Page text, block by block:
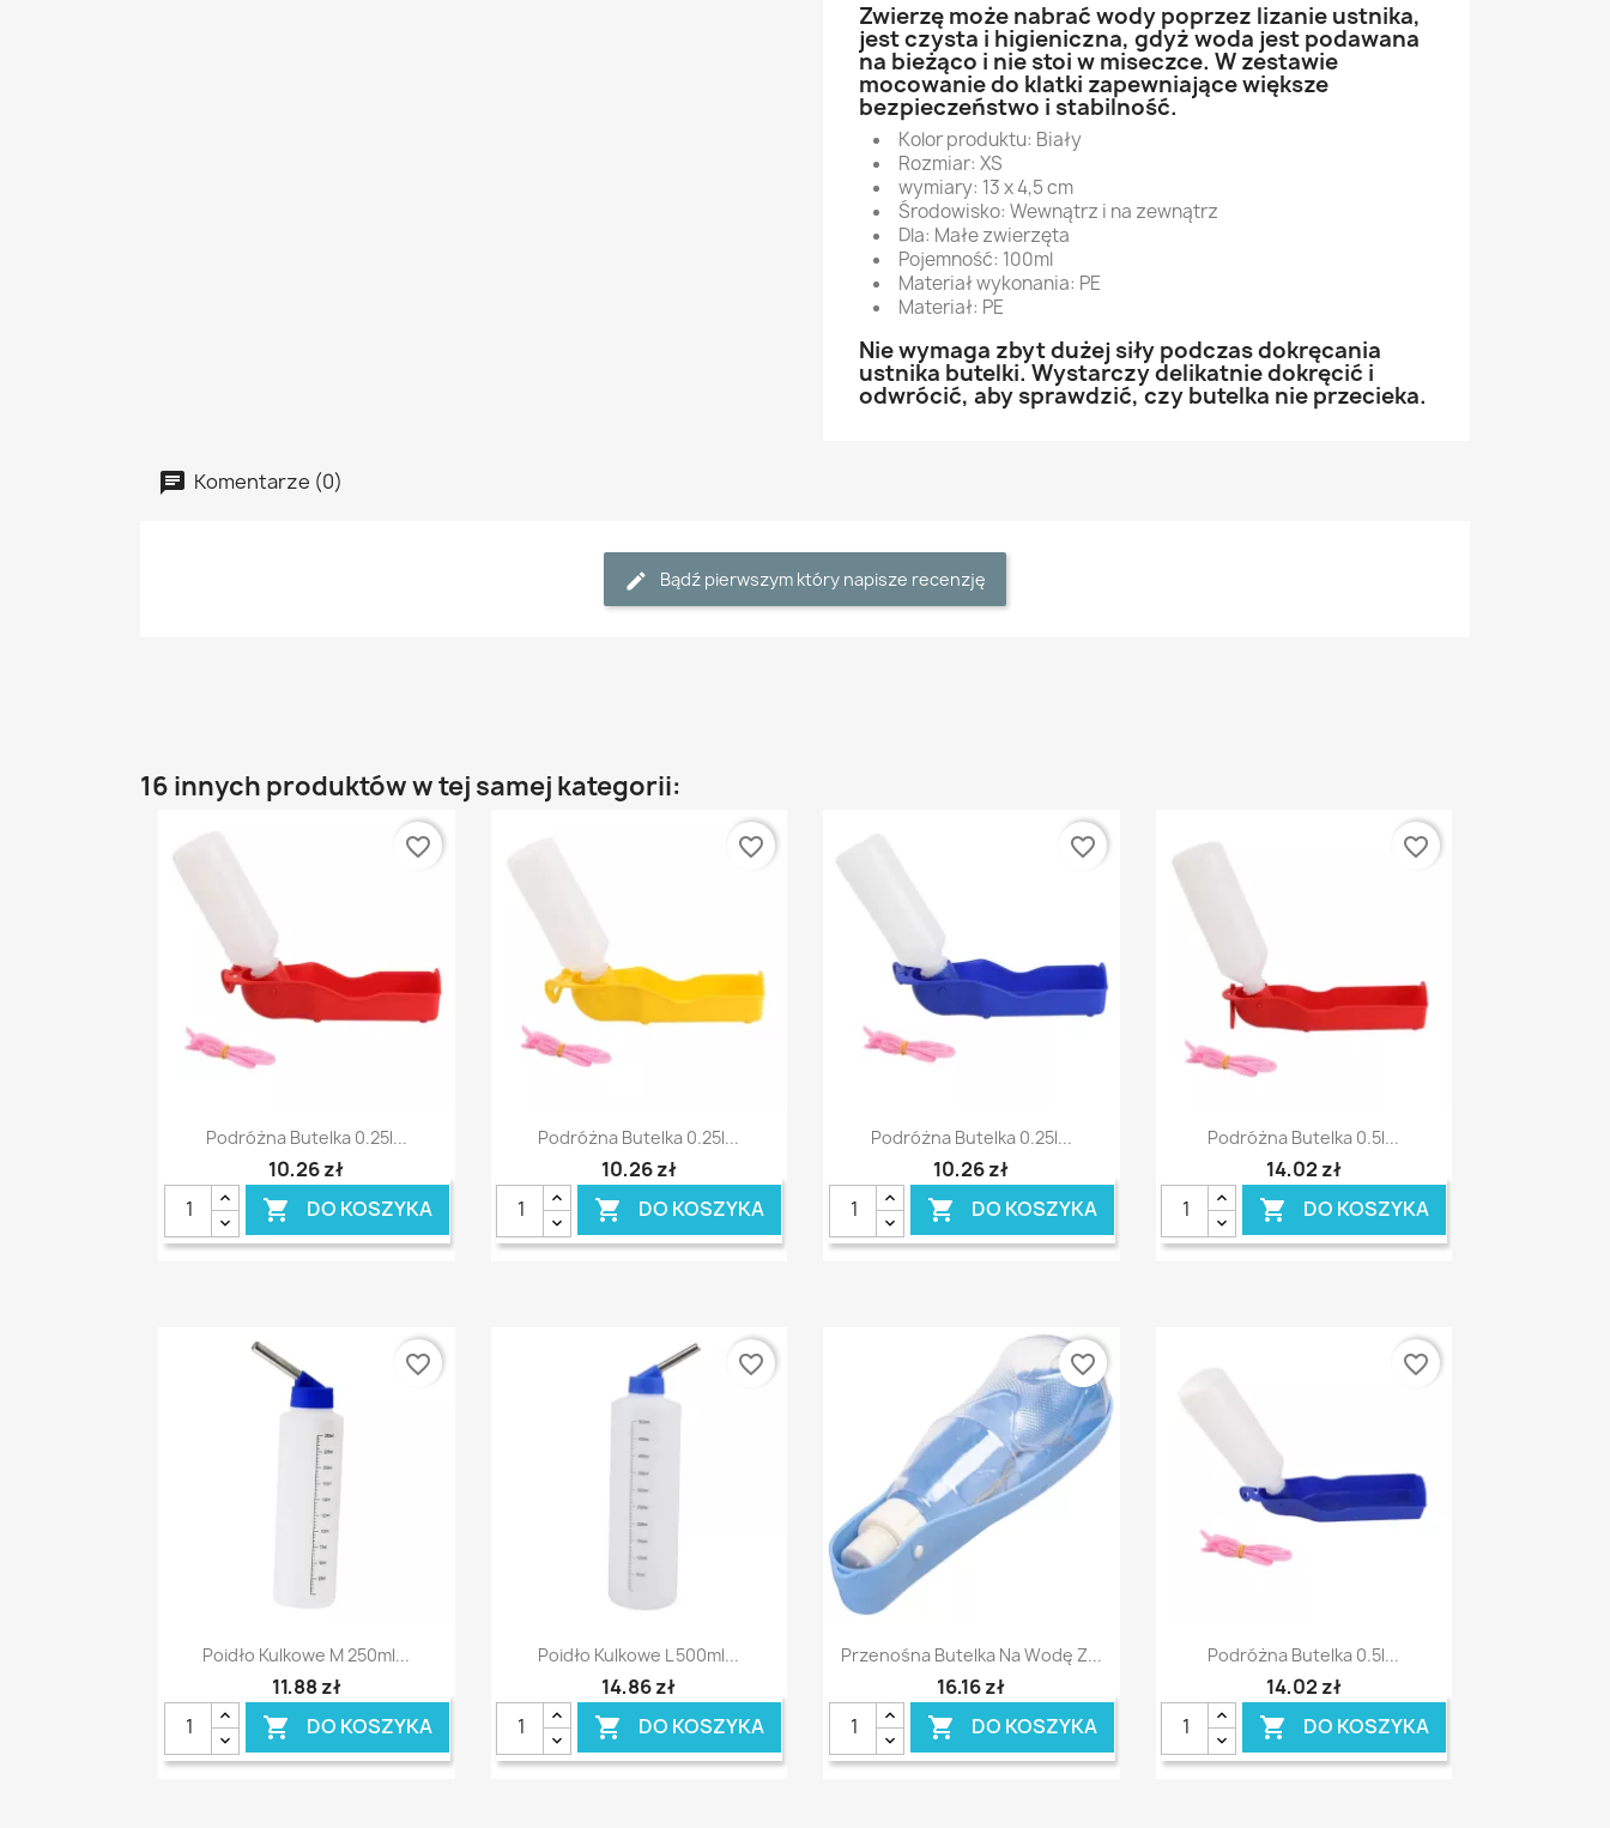
Zwierzę może nabrać wody poprzez lizanie ustnika,
jest czysta i higieniczna, gdyż woda jest podawana
na bieżąco i nie stoi w miseczce. W zestawie
mocowanie do klatki zapewniające większe
bezpieczeństwo i stabilność.
Kolor produktu: Biały
Rozmiar: XS
wymiary: 13 x 4,5 cm
Środowisko: Wewnątrz i na zewnątrz
Dla: Małe zwierzęta
Pojemność: 100ml
Materiał wykonania: PE
Materiał: PE
Nie wymaga zbyt dużej siły podczas dokręcania
ustnika butelki. Wystarczy delikatnie dokręcić i
odwrócić, aby sprawdzić, czy butelka nie przecieka.
Komentarze (0)
Bądź pierwszym który napisze recenzję
16 innych produktów w tej samej kategorii:
Szybki podgląd
Podróżna Butelka 0.25l...
10,26 zł
 DO KOSZYKA
favorite_border
Szybki podgląd
Podróżna Butelka 0.25l...
10,26 zł
 DO KOSZYKA
favorite_border
Szybki podgląd
Podróżna Butelka 0.25l...
10,26 zł
 DO KOSZYKA
favorite_border
Szybki podgląd
Podróżna Butelka 0.5l...
14,02 zł
 DO KOSZYKA
favorite_border
Szybki podgląd
Poidło Kulkowe M 250ml...
11,88 zł
 DO KOSZYKA
favorite_border
Szybki podgląd
Poidło Kulkowe L 500ml...
14,86 zł
 DO KOSZYKA
favorite_border
Szybki podgląd
Przenośna Butelka Na Wodę Z...
16,16 zł
 DO KOSZYKA
favorite_border
Szybki podgląd
Podróżna Butelka 0.5l...
14,02 zł
 DO KOSZYKA
favorite_border